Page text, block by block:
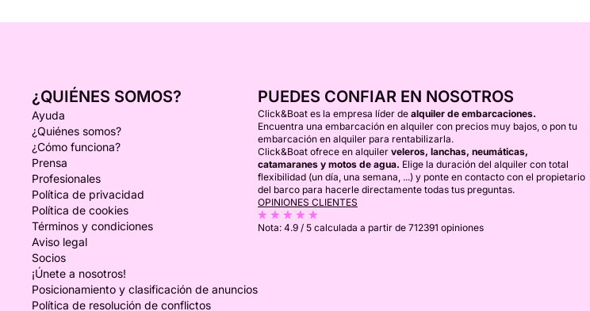
¿QUIÉNES SOMOS?
Ayuda
¿Quiénes somos?
¿Cómo funciona?
Prensa
Profesionales
Política de privacidad
Política de cookies
Términos y condiciones
Aviso legal
Socios
¡Únete a nosotros!
Posicionamiento y clasificación de anuncios
Política de resolución de conflictos
PUEDES CONFIAR EN NOSOTROS
Click&Boat es la empresa líder de alquiler de embarcaciones.
Encuentra una embarcación en alquiler con precios muy bajos, o pon tu
embarcación en alquiler para rentabilizarla.
Click&Boat ofrece en alquiler veleros, lanchas, neumáticas,
catamaranes y motos de agua. Elige la duración del alquiler con total
flexibilidad (un día, una semana, ...) y ponte en contacto con el propietario
del barco para hacerle directamente todas tus preguntas.
OPINIONES CLIENTES
Nota: 4.9 / 5 calculada a partir de 712391 opiniones